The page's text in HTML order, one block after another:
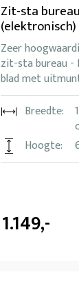
Zit-sta
(elektronisch)
Zeer
zit-sta bureau -
blad met
Breedte:
Hoogte:
1.149,-